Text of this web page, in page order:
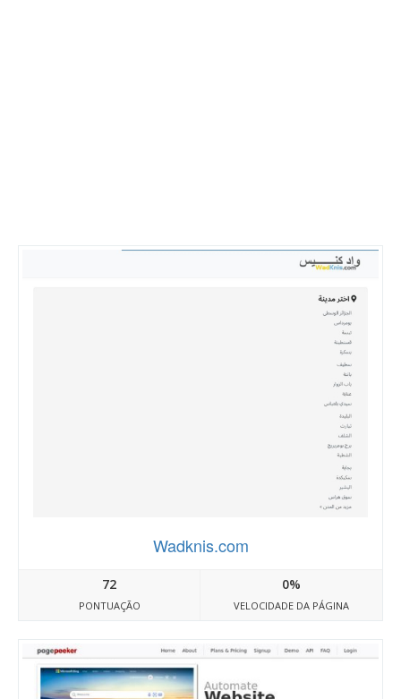
Wadknis.com
72
PONTUAÇÃO
0%
VELOCIDADE DA PÁGINA